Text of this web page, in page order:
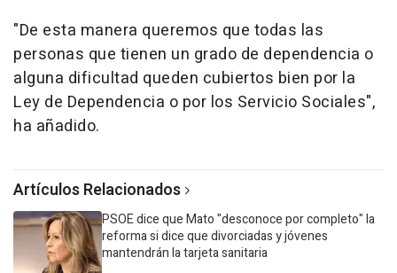
"De esta manera queremos que todas las
personas que tienen un grado de dependencia o
alguna dificultad queden cubiertos bien por la
Ley de Dependencia o por los Servicio Sociales",
ha añadido.
Artículos Relacionados
PSOE dice que Mato "desconoce por completo" la
reforma si dice que divorciadas y jóvenes
mantendrán la tarjeta sanitaria